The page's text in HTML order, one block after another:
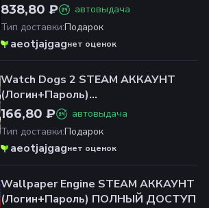
838,80 ₽
автовыдача
Тип доставки:Подарок
aeotjajgagнет оценок
Watch Dogs 2 STEAM АККАУНТ
(Логин+Пароль)
ОФЛАЙН+ОНЛАЙН
166,80 ₽
автовыдача
Тип доставки:Подарок
aeotjajgagнет оценок
Wallpaper Engine STEAM АККАУНТ
(Логин+Пароль) ПОЛНЫЙ ДОСТУП